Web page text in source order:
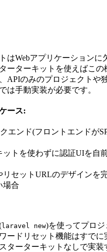
はWebアプリケーションに
ーターキットを使えばこの
APIのみのプロジェクトや
は手動実装が必要です。
ース:
エンド(フロントエンドが
ットを使わずに認証UIを自
リセットURLのデザインを
場合
laravel new)を使ってプロ
ードリセット機能はすでに
ターターキットなしで実装